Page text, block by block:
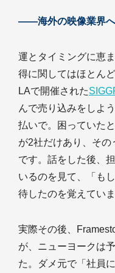
――海外の映像業界へ
運とタイミングに恵
得に関してはほとん
LAで開催された
んで売り込みをしよ
払いで。困っていた
が2社だけあり、そ
です。話をした後、
いるのを見て、「も
待したのを覚えていま
実際その後、
が、ニューヨークは
た。ダメ元で「社員